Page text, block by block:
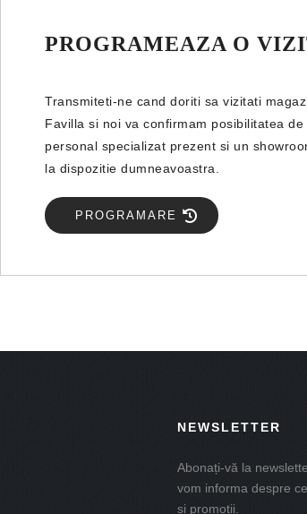
PROGRAMEAZA O
Transmiteti-ne cand doriti sa vizitati
Favilla si noi va confirmam posibilitatea de
personal specializat prezent si un
la dispozitie dumneavoastra.
PROGRAMARE
NEWSLETTER
Abonați-vă la
vom informa despre
și promoții.